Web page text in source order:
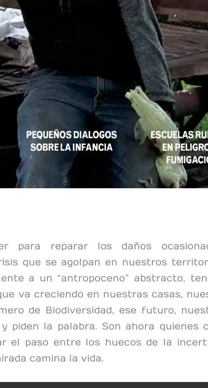
para reparar los daños
que se agolpan en nuestros
a un “antropoceno” abstracto,
va creciendo en nuestras casas,
de Biodiversidad, ese futuro,
piden la palabra. Son ahora quienes
el paso entre los huecos de la
camina la vida.